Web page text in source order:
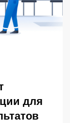
для